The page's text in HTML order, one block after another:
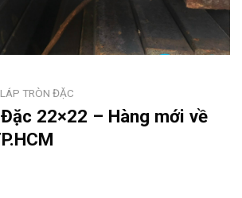
TRÒN ĐẶC
22×22 – Hàng mới về